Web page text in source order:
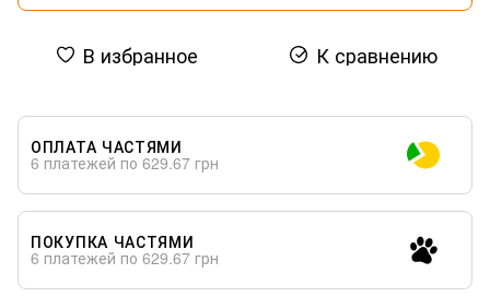
В избранное К сравнению
ОПЛАТА ЧАСТЯМИ
6 платежей по 629.67 грн
ПОКУПКА ЧАСТЯМИ
6 платежей по 629.67 грн